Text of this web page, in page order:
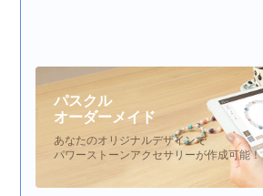
パスクル
オーダーメイド
あなたのオリジナルデザインで
パワーストーンアクセサリーが作成可能！